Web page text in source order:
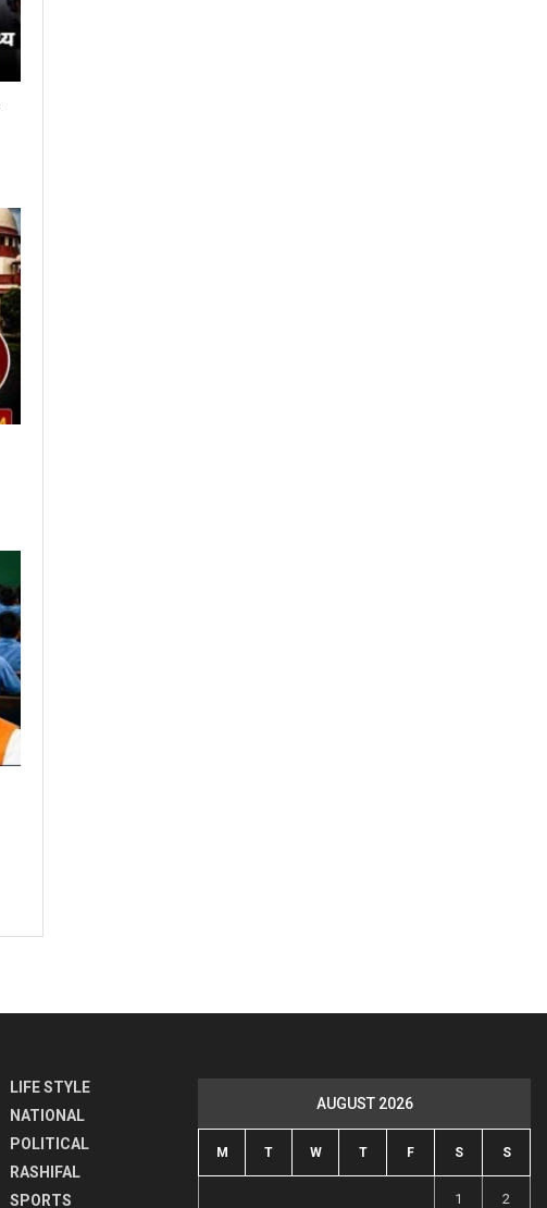
LIFE STYLE
NATIONAL
POLITICAL
RASHIFAL
SPORTS
AUGUST 2026
M T W T F S S
1 2